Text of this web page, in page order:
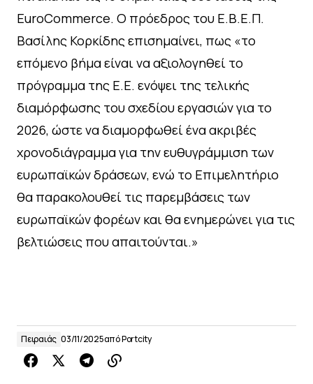
EuroCommerce. Ο πρόεδρος του Ε.Β.Ε.Π.
Βασίλης Κορκίδης επισημαίνει, πως «το
επόμενο βήμα είναι να αξιολογηθεί το
πρόγραμμα της Ε.Ε. ενόψει της τελικής
διαμόρφωσης του σχεδίου εργασιών για το
2026, ώστε να διαμορφωθεί ένα ακριβές
χρονοδιάγραμμα για την ευθυγράμμιση των
ευρωπαϊκών δράσεων, ενώ το Επιμελητήριο
θα παρακολουθεί τις παρεμβάσεις των
ευρωπαϊκών φορέων και θα ενημερώνει για τις
βελτιώσεις που απαιτούνται.»
Πειραιάς 03/11/2025απόPortcity